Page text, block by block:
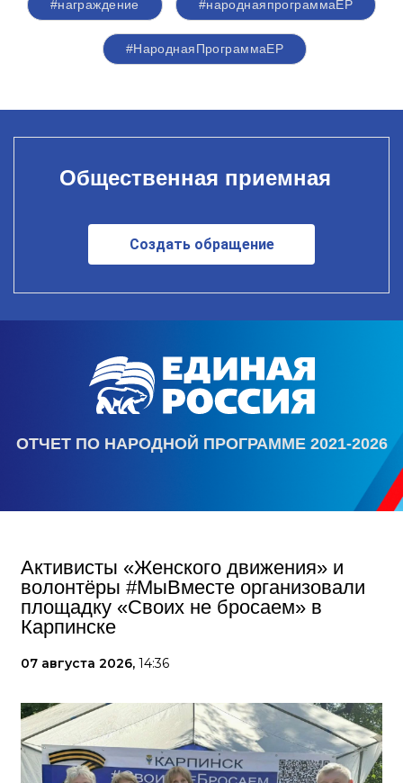
#награждение #народнаяпрограммаЕР
#НароднаяПрограммаЕР
Общественная приемная
Создать обращение
ОТЧЕТ ПО НАРОДНОЙ ПРОГРАММЕ 2021-2026
Активисты «Женского движения» и
волонтёры #МыВместе организовали
площадку «Своих не бросаем» в
Карпинске
07 августа 2026, 14:36